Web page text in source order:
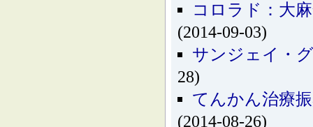
コロラド：大
(2014-09-03)
サンジェイ・
28)
てんかん治療
(2014-08-26)